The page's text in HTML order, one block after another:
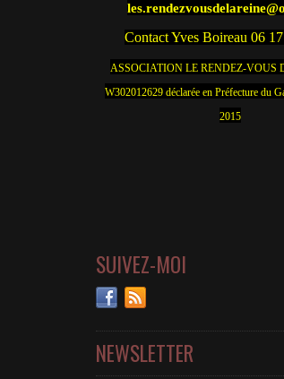
Contact Yves Boireau 06
ASSOCIATION LE RENDEZ-VOUS
W302012629 déclarée en Préfecture du
2015
SUIVEZ-MOI
NEWSLETTER